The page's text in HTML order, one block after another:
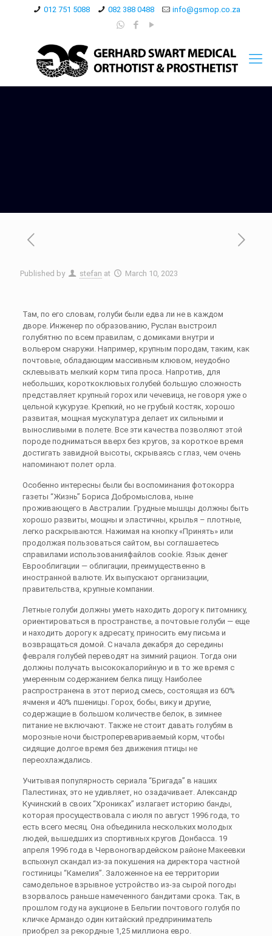
012 751 5088 082 388 0488 info@gsmop.co.za
Published by stefan at March 10, 2023
Там, по его словам, голуби были едва ли не в каждом
дворе. Инженер по образованию, Руслан выстроил
голубятню по всем правилам, с домиками внутри и
вольером снаружи. Например, крупным породам, таким, как
почтовые, обладающим массивным клювом, неудобно
склевывать мелкий корм типа проса. Напротив, для
небольших, короткоклювых голубей большую сложность
представляет крупный горох или чечевица, не говоря уже о
цельной кукурузе. Крепкий, но не грубый костяк, хорошо
развитая, мощная мускулатура делает их сильными и
выносливыми в полете. Все эти качества позволяют этой
породе подниматься вверх без кругов, за короткое время
достигать завидной высоты, скрываясь с глаз, чем очень
напоминают полет орла.
Особенно интересны были бы воспоминания фотокорра
газеты “Жизнь” Бориса Добромыслова, ныне
проживающего в Австралии. Грудные мышцы должны быть
хорошо развиты, мощны и эластичны, крылья – плотные,
легко раскрываются. Нажимая на кнопку «Принять» или
продолжая пользоваться сайтом, вы соглашаетесь
справилами использованияфайлов cookie. Язык денег
Еврооблигации — облигации, преимущественно в
иностранной валюте. Их выпускают организации,
правительства, крупные компании.
Летные голуби должны уметь находить дорогу к питомнику,
ориентироваться в пространстве, а почтовые голуби — еще
и находить дорогу к адресату, приносить ему письма и
возвращаться домой. С начала декабря до середины
февраля голубей переводят на зимний рацион. Тогда они
должны получать высококалорийную и в то же время с
умеренным содержанием белка пищу. Наиболее
распространена в этот период смесь, состоящая из 60%
ячменя и 40% пшеницы. Горох, бобы, вику и другие,
содержащие в большом количестве белок, в зимнее
питание не включают. Также не стоит давать голубям в
морозные ночи быстроперевариваемый корм, чтобы
сидящие долгое время без движения птицы не
переохлаждались.
Учитывая популярность сериала “Бригада” в наших
Палестинах, это не удивляет, но озадачивает. Александр
Кучинский в своих “Хрониках” излагает историю банды,
которая просуществовала с июля по август 1996 года, то
есть всего месяц. Она объединила нескольких молодых
людей, вышедших из спортивных кругов Донбасса. 19
апреля 1996 года в Червоногвардейском районе Макеевки
вспыхнул скандал из-за покушения на директора частной
гостиницы “Камелия”. Заложенное на ее территории
самодельное взрывное устройство из-за сырой погоды
взорвалось раньше намеченного бандитами срока. Так, в
прошлом году на аукционе в Бельгии почтового голубя по
кличке Армандо один китайский предприниматель
приобрел за рекордные 1,25 миллиона евро.